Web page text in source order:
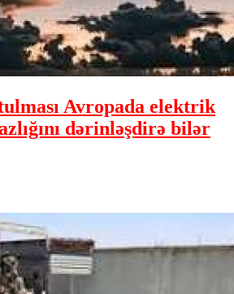
Avropada elektrik
dərinləşdirə bilər